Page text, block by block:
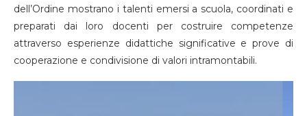
dell’Ordine mostrano i talenti emersi a scuola, coordinati e
preparati dai loro docenti per costruire competenze
attraverso esperienze didattiche significative e prove di
cooperazione e condivisione di valori intramontabili.